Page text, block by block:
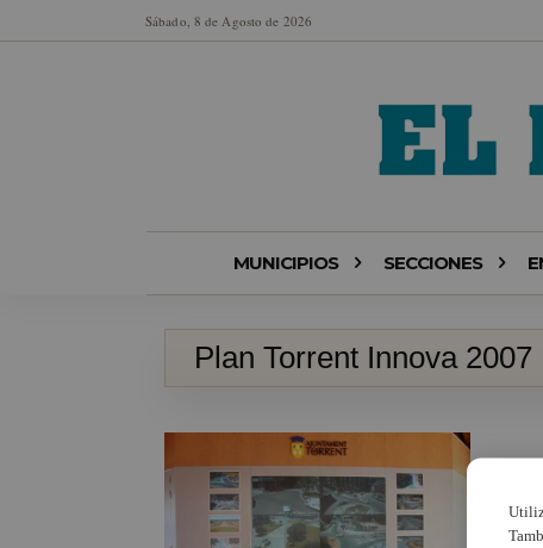
Sábado, 8 de Agosto de 2026
MUNICIPIOS SECCIONES
Plan Torrent Innova 2007